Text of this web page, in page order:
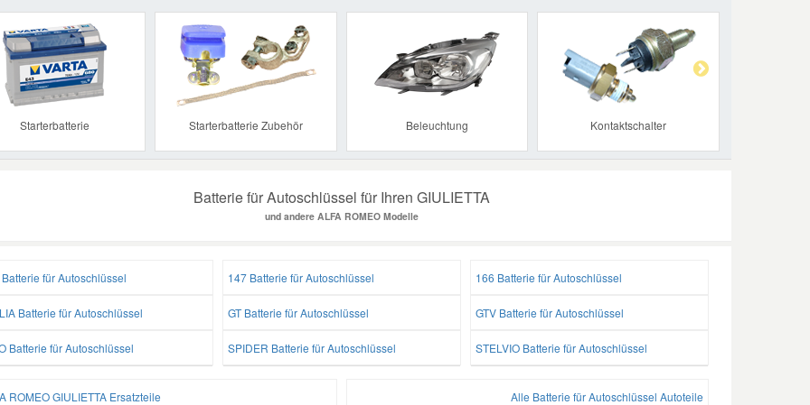
Starterbatterie Starterbatterie Zubehör Beleuchtung Kontaktschalter
Previous Next
Batterie für Autoschlüssel für Ihren GIULIETTA
und andere ALFA ROMEO Modelle
für Autoschlüssel 147 Batterie für Autoschlüssel 166 Batterie für Autoschlüssel
Batterie für Autoschlüssel GT Batterie für Autoschlüssel GTV Batterie für Autoschlüssel
Batterie für Autoschlüssel SPIDER Batterie für Autoschlüssel STELVIO Batterie für Autoschlüssel
ROMEO GIULIETTA Ersatzteile Alle Batterie für Autoschlüssel Autoteile